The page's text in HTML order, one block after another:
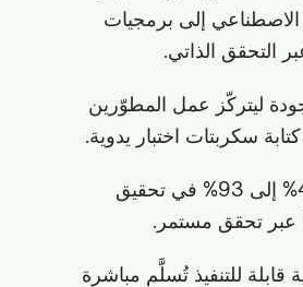
الاصطناعي إلى برمجيات
التحقق الذاتي.
ليتركّز عمل المطوّرين
سكربتات اختبار يدوية.
الانتقال من 42% إلى 93% في تحقيق
عبر تحقق مستمر.
للتنفيذ تُسلَّم مباشرة